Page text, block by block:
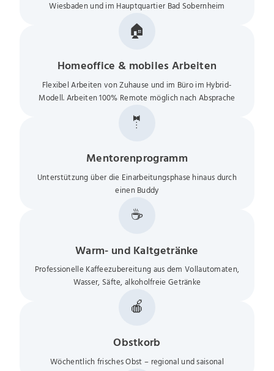
Wiesbaden und im Hauptquartier Bad Sobernheim
🏠
Homeoffice & mobiles Arbeiten
Flexibel Arbeiten von Zuhause und im Büro im Hybrid-
Modell. Arbeiten 100% Remote möglich nach Absprache
🤵
Mentorenprogramm
Unterstützung über die Einarbeitungsphase hinaus durch
einen Buddy
☕
Warm- und Kaltgetränke
Professionelle Kaffeezubereitung aus dem Vollautomaten,
Wasser, Säfte, alkoholfreie Getränke
🍎
Obstkorb
Wöchentlich frisches Obst – regional und saisonal